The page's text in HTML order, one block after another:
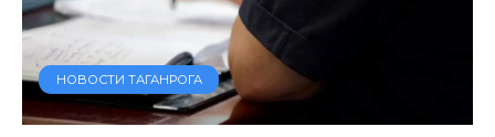
НОВОСТИ ТАГАНРОГА